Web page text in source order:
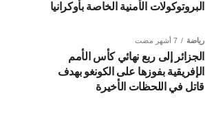
البروتوكولات الأمنية الخاصة بأوكرانيا
رياضة 7 أشهر مضت
الجزائر إلى ربع نهائي كأس الأمم
الإفريقية بفوزها على الكونغو بهدف
قاتل في اللحظات الأخيرة